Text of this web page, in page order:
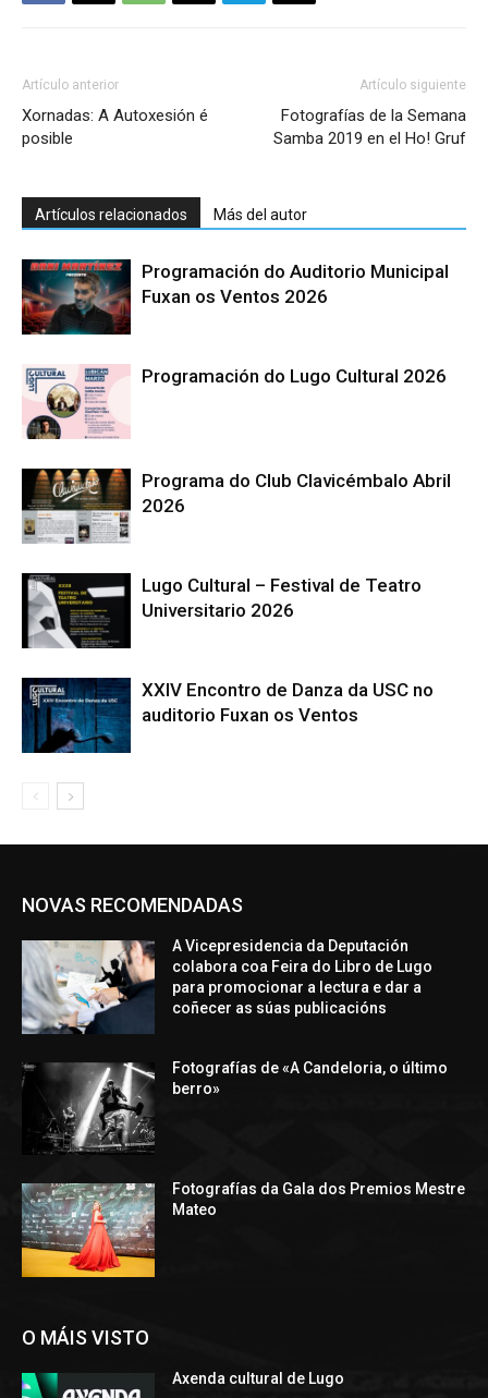
Artículo anterior
Xornadas: A Autoxesión é
posible
Artículo siguiente
Fotografías de la Semana
Samba 2019 en el Ho! Gruf
Artículos relacionados Más del autor
Programación do Auditorio Municipal
Fuxan os Ventos 2026
Programación do Lugo Cultural 2026
Programa do Club Clavicémbalo Abril
2026
Lugo Cultural – Festival de Teatro
Universitario 2026
XXIV Encontro de Danza da USC no
auditorio Fuxan os Ventos
NOVAS RECOMENDADAS
A Vicepresidencia da Deputación
colabora coa Feira do Libro de Lugo
para promocionar a lectura e dar a
coñecer as súas publicacións
Fotografías de «A Candeloria, o último
berro»
Fotografías da Gala dos Premios Mestre
Mateo
O MÁIS VISTO
Axenda cultural de Lugo